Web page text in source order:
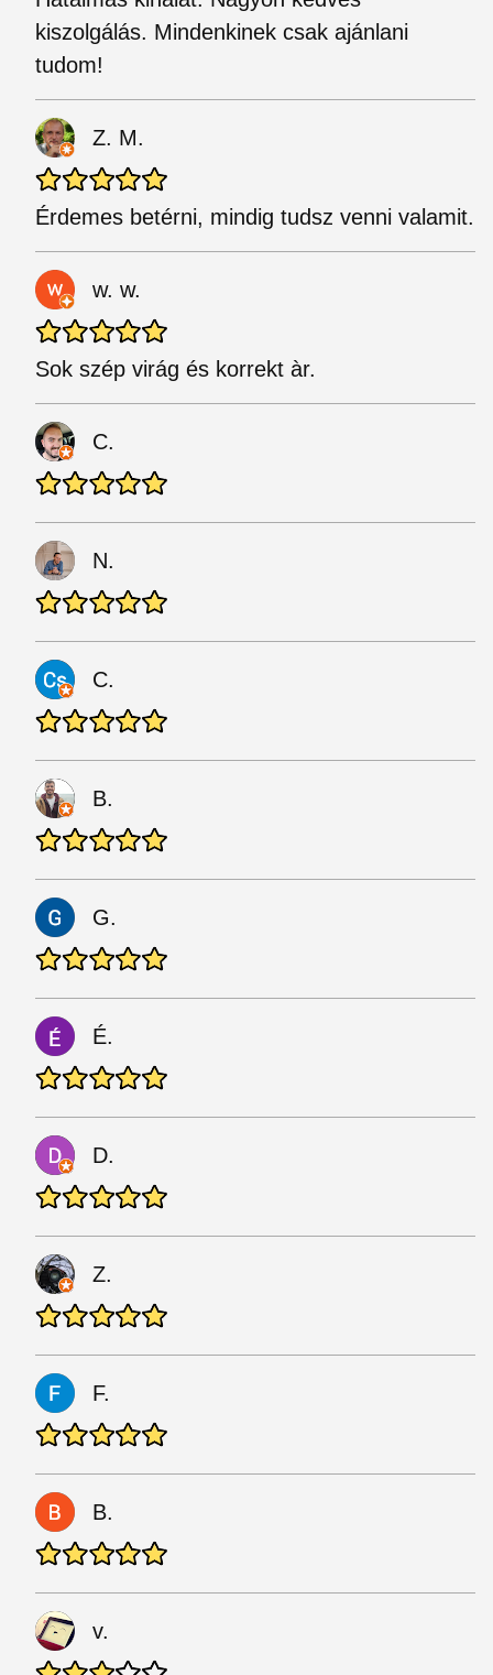
kiszolgálás. Mindenkinek csak ajánlani
tudom!
Z. M.
Érdemes betérni, mindig tudsz venni valamit.
w. w.
Sok szép virág és korrekt àr.
C.
N.
C.
B.
G.
É.
D.
Z.
F.
B.
v.